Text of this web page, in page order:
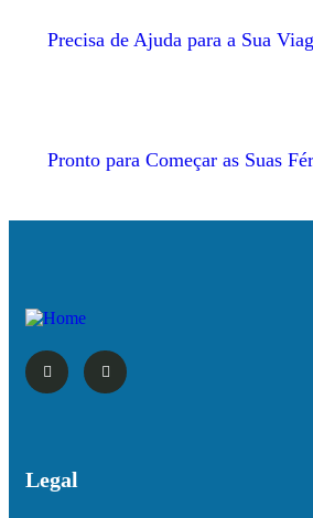
Precisa de Ajuda para a Sua
Pronto para Começar as Suas
Legal